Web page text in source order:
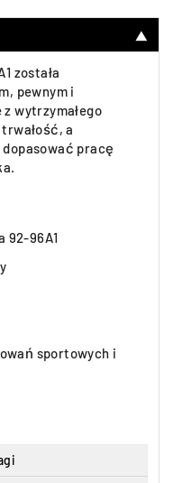
▼
została
pewnym i
wytrzymałego
a
pracę
92-96A1
sportowych i